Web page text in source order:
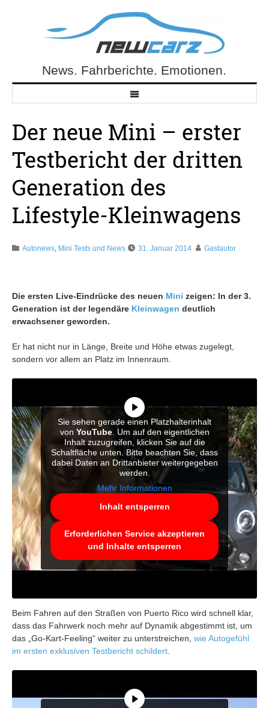
NewCarz.deNews. Fahrberichte. Emotionen.
Der neue Mini – erster
Testbericht der dritten
Generation des
Lifestyle-Kleinwagens
Autonews, Mini Tests und News 31. Januar 2014 Gastautor
Die ersten Live-Eindrücke des neuen Mini zeigen: In der 3.
Generation ist der legendäre Kleinwagen deutlich
erwachsener geworden.
Er hat nicht nur in Länge, Breite und Höhe etwas zugelegt,
sondern vor allem an Platz im Innenraum.
Sie sehen gerade einen Platzhalterinhalt
von YouTube. Um auf den eigentlichen
Inhalt zuzugreifen, klicken Sie auf die
Schaltfläche unten. Bitte beachten Sie, dass
dabei Daten an Drittanbieter weitergegeben
werden.
Mehr Informationen
Inhalt entsperren
Erforderlichen Service akzeptieren
und Inhalte entsperren
Beim Fahren auf den Straßen von Puerto Rico wird schnell klar,
dass das Fahrwerk noch mehr auf Dynamik abgestimmt ist, um
das „Go-Kart-Feeling“ weiter zu unterstreichen, wie Autogefühl
im ersten exklusiven Testbericht schildert.